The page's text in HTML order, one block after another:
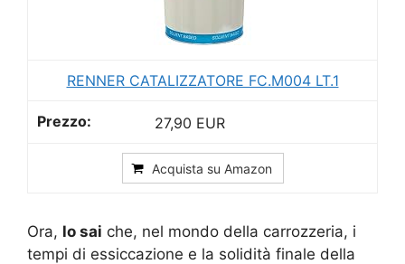
RENNER CATALIZZATORE FC.M004 LT.1
27,90 EUR
Acquista su Amazon
Ora, lo sai che, nel mondo della carrozzeria, i
tempi di essiccazione e la solidità finale della